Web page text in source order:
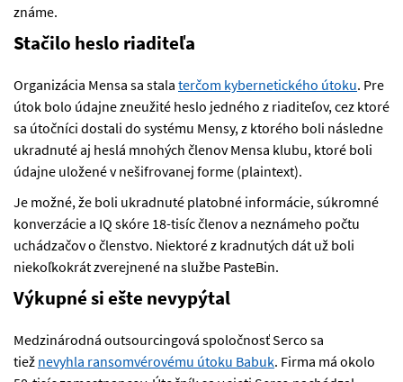
známe.
Stačilo heslo riaditeľa
Organizácia Mensa sa stala terčom kybernetického útoku. Pre
útok bolo údajne zneužité heslo jedného z riaditeľov, cez ktoré
sa útočníci dostali do systému Mensy, z ktorého boli následne
ukradnuté aj heslá mnohých členov Mensa klubu, ktoré boli
údajne uložené v nešifrovanej forme (plaintext).
Je možné, že boli ukradnuté platobné informácie, súkromné
konverzácie a IQ skóre 18-tisíc členov a neznámeho počtu
uchádzačov o členstvo. Niektoré z kradnutých dát už boli
niekoľkokrát zverejnené na službe PasteBin.
Výkupné si ešte nevypýtal
Medzinárodná outsourcingová spoločnosť Serco sa
tiež nevyhla ransomvérovému útoku Babuk. Firma má okolo